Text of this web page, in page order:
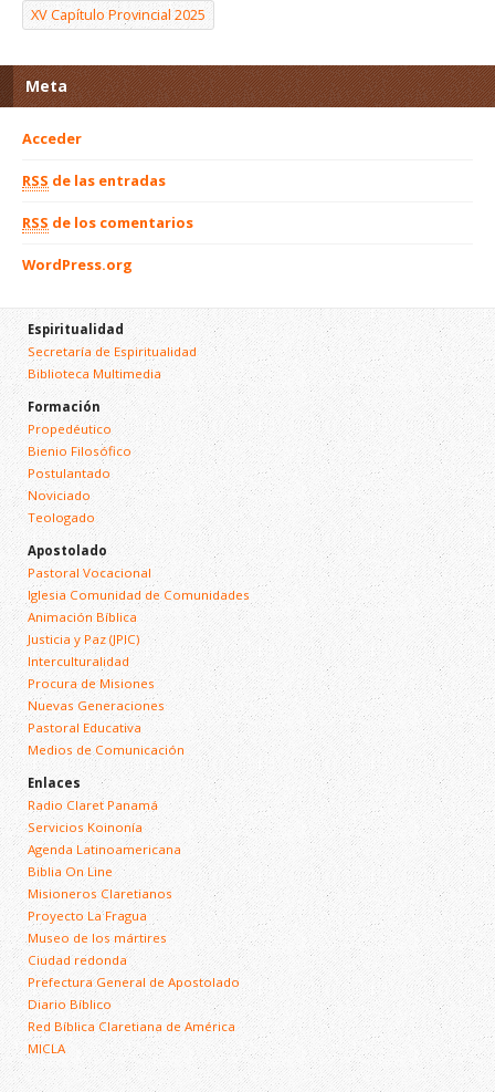
XV Capítulo Provincial 2025
Meta
Acceder
RSS de las entradas
RSS de los comentarios
WordPress.org
Espiritualidad
Secretaría de Espiritualidad
Biblioteca Multimedia
Formación
Propedéutico
Bienio Filosófico
Postulantado
Noviciado
Teologado
Apostolado
Pastoral Vocacional
Iglesia Comunidad de Comunidades
Animación Bíblica
Justicia y Paz (JPIC)
Interculturalidad
Procura de Misiones
Nuevas Generaciones
Pastoral Educativa
Medios de Comunicación
Enlaces
Radio Claret Panamá
Servicios Koinonía
Agenda Latinoamericana
Biblia On Line
Misioneros Claretianos
Proyecto La Fragua
Museo de los mártires
Ciudad redonda
Prefectura General de Apostolado
Diario Bíblico
Red Bíblica Claretiana de América
MICLA